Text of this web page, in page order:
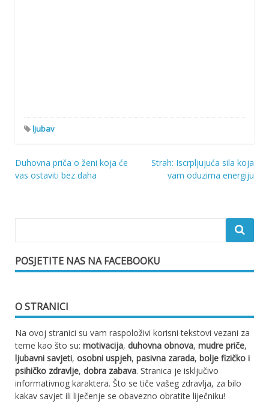
ljubav
Navigacija
Duhovna priča o ženi koja će
vas ostaviti bez daha
Strah: Iscrpljujuća sila koja
vam oduzima energiju
POSJETITE NAS NA FACEBOOKU
O STRANICI
Na ovoj stranici su vam raspoloživi korisni tekstovi vezani za
teme kao što su: motivacija, duhovna obnova, mudre priče,
ljubavni savjeti, osobni uspjeh, pasivna zarada, bolje fizičko i
psihičko zdravlje, dobra zabava. Stranica je isključivo
informativnog karaktera. Što se tiče vašeg zdravlja, za bilo
kakav savjet ili liječenje se obavezno obratite liječniku!